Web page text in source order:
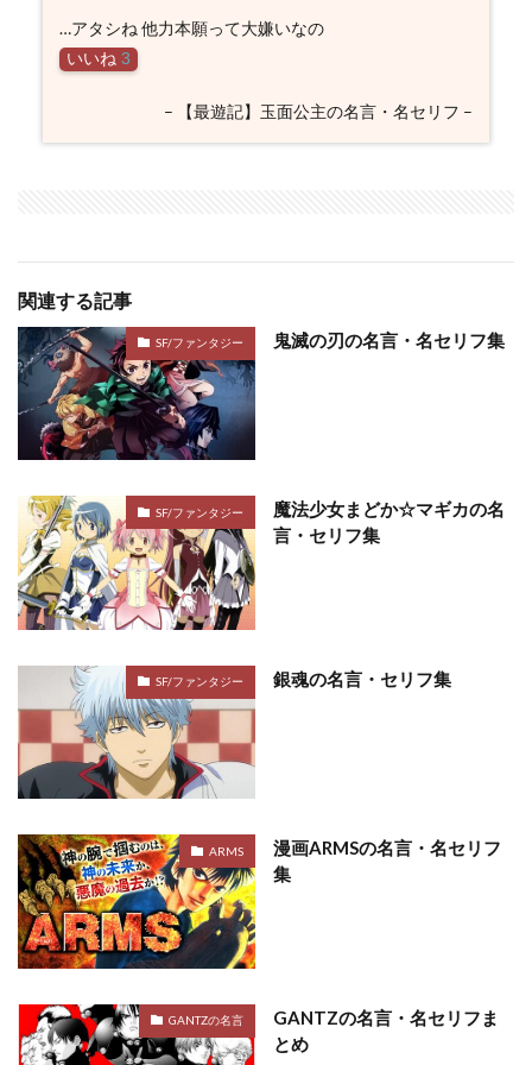
…アタシね 他力本願って大嫌いなの
いいね 3
– 【最遊記】玉面公主の名言・名セリフ –
関連する記事
SF/ファンタジー 鬼滅の刃の名言・名セリフ集
SF/ファンタジー
魔法少女まどか☆マギカの名
言・セリフ集
SF/ファンタジー 銀魂の名言・セリフ集
ARMS
漫画ARMSの名言・名セリフ
集
GANTZの名言
GANTZの名言・名セリフま
とめ